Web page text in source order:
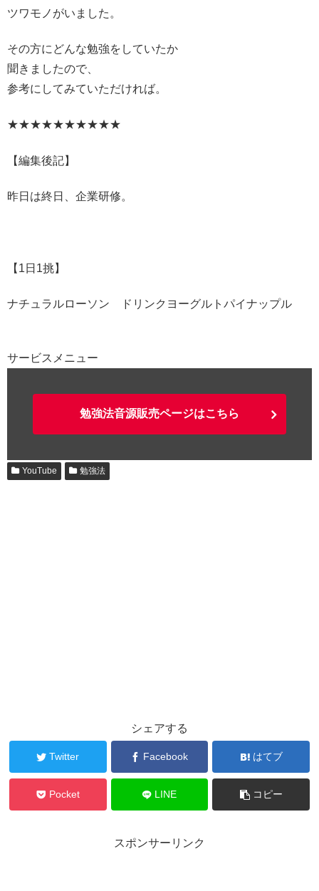
ツワモノがいました。
その方にどんな勉強をしていたか
聞きましたので、
参考にしてみていただければ。
★★★★★★★★★★
【編集後記】
昨日は終日、企業研修。
【1日1挑】
ナチュラルローソン ドリンクヨーグルトパイナップル
サービスメニュー
勉強法音源販売ページはこちら
YouTube 勉強法
シェアする
Twitter Facebook はてブ
Pocket LINE コピー
スポンサーリンク